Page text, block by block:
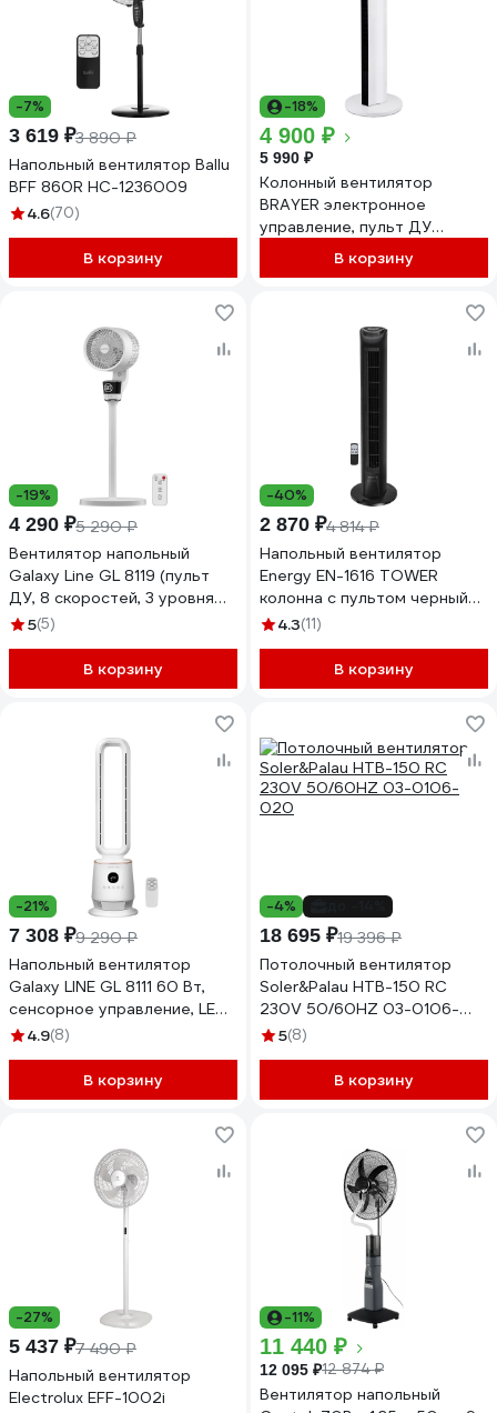
-7%
3 619 ₽3 890 ₽
Напольный вентилятор Ballu
BFF 860R НС-1236009
4.6(70)
В корзину
-18%
4 900 ₽
5 990 ₽
Колонный вентилятор
BRAYER электронное
управление, пульт ДУ
В корзину
-19%
4 290 ₽5 290 ₽
Вентилятор напольный
Galaxy Line GL 8119 (пульт
ДУ, 8 скоростей, 3 уровня
высоты, таймер 12 ч),
5(5)
В корзину
-40%
2 870 ₽4 814 ₽
Напольный вентилятор
Energy EN-1616 TOWER
колонна с пультом черный
1шт/коробка 0 30387
4.3(11)
В корзину
-21%
7 308 ₽9 290 ₽
Напольный вентилятор
Galaxy LINE GL 8111 60 Вт,
сенсорное управление, LED-
дисплей 7050181110
4.9(8)
В корзину
-4%
18 695 ₽19 396 ₽
Потолочный вентилятор
Soler&Palau HTB-150 RC
230V 50/60HZ 03-0106-
020
5(8)
В корзину
-27%
5 437 ₽7 490 ₽
Напольный вентилятор
Electrolux EFF-1002i
-11%
11 440 ₽
12 095 ₽12 874 ₽
Вентилятор напольный